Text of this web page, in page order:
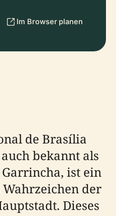
Im Browser planen
de Brasília
bekannt als
ist ein
der
Dieses